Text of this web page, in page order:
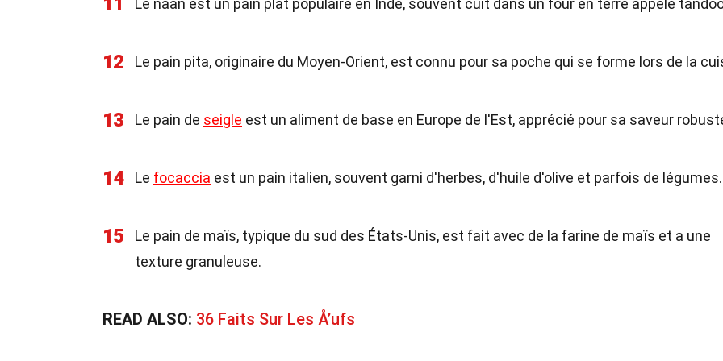
Le naan est un pain plat populaire en Inde, souvent cuit dans un four en terre appelé
12 Le pain pita, originaire du Moyen-Orient, est connu pour sa poche qui se forme lors de la
13 Le pain de seigle est un aliment de base en Europe de l'Est, apprécié pour sa saveur
14 Le focaccia est un pain italien, souvent garni d'herbes, d'huile d'olive et parfois de légumes.
15
Le pain de maïs, typique du sud des États-Unis, est fait avec de la farine de maïs et a une
texture granuleuse.
READ ALSO: 36 Faits Sur Les Å’ufs